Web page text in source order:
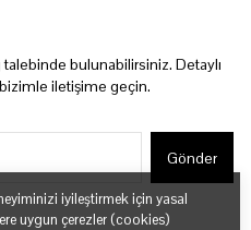
iyileştirmek için yasal
uygun çerezler (cookies)
bulunabilirsiniz. Detaylı
iletişime geçin.
Gönder